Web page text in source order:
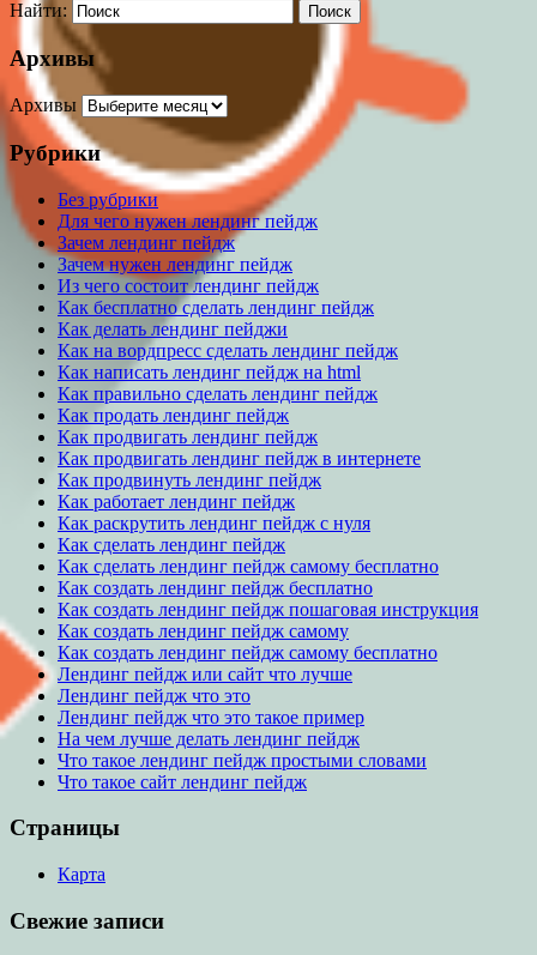
Найти:
Архивы
Архивы
Рубрики
Без рубрики
Для чего нужен лендинг пейдж
Зачем лендинг пейдж
Зачем нужен лендинг пейдж
Из чего состоит лендинг пейдж
Как бесплатно сделать лендинг пейдж
Как делать лендинг пейджи
Как на вордпресс сделать лендинг пейдж
Как написать лендинг пейдж на html
Как правильно сделать лендинг пейдж
Как продать лендинг пейдж
Как продвигать лендинг пейдж
Как продвигать лендинг пейдж в интернете
Как продвинуть лендинг пейдж
Как работает лендинг пейдж
Как раскрутить лендинг пейдж с нуля
Как сделать лендинг пейдж
Как сделать лендинг пейдж самому бесплатно
Как создать лендинг пейдж бесплатно
Как создать лендинг пейдж пошаговая инструкция
Как создать лендинг пейдж самому
Как создать лендинг пейдж самому бесплатно
Лендинг пейдж или сайт что лучше
Лендинг пейдж что это
Лендинг пейдж что это такое пример
На чем лучше делать лендинг пейдж
Что такое лендинг пейдж простыми словами
Что такое сайт лендинг пейдж
Страницы
Карта
Свежие записи